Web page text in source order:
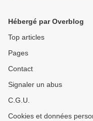
européenne)
Hébergé par Overblog
Top articles
Pages
Contact
Signaler un abus
C.G.U.
Cookies et données